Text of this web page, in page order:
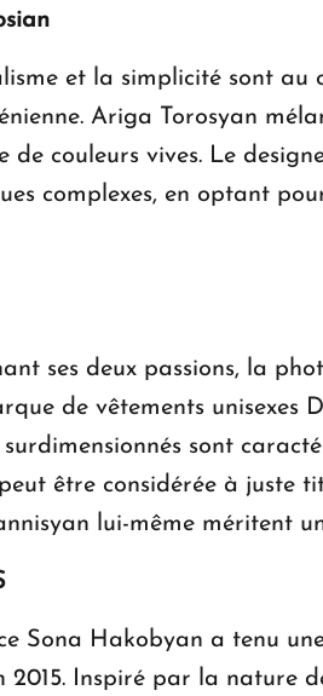
et la simplicité sont
Ariga Torosyan
de couleurs vives. Le
complexes, en optant
ses deux passions, la
de vêtements unisexes
sont
être considérée à juste
lui-même méritent
Sona Hakobyan a tenu
2015. Inspiré par la nature